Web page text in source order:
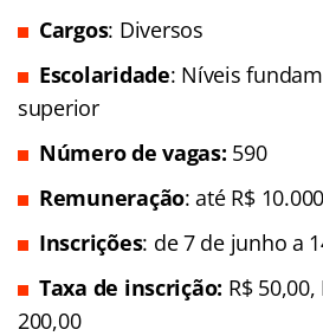
Cargos: Diversos
Escolaridade: Níveis
superior
Número de vagas: 590
Remuneração: até R$
Inscrições: de 7 de junho a
Taxa de inscrição: R$ 50,00,
200,00